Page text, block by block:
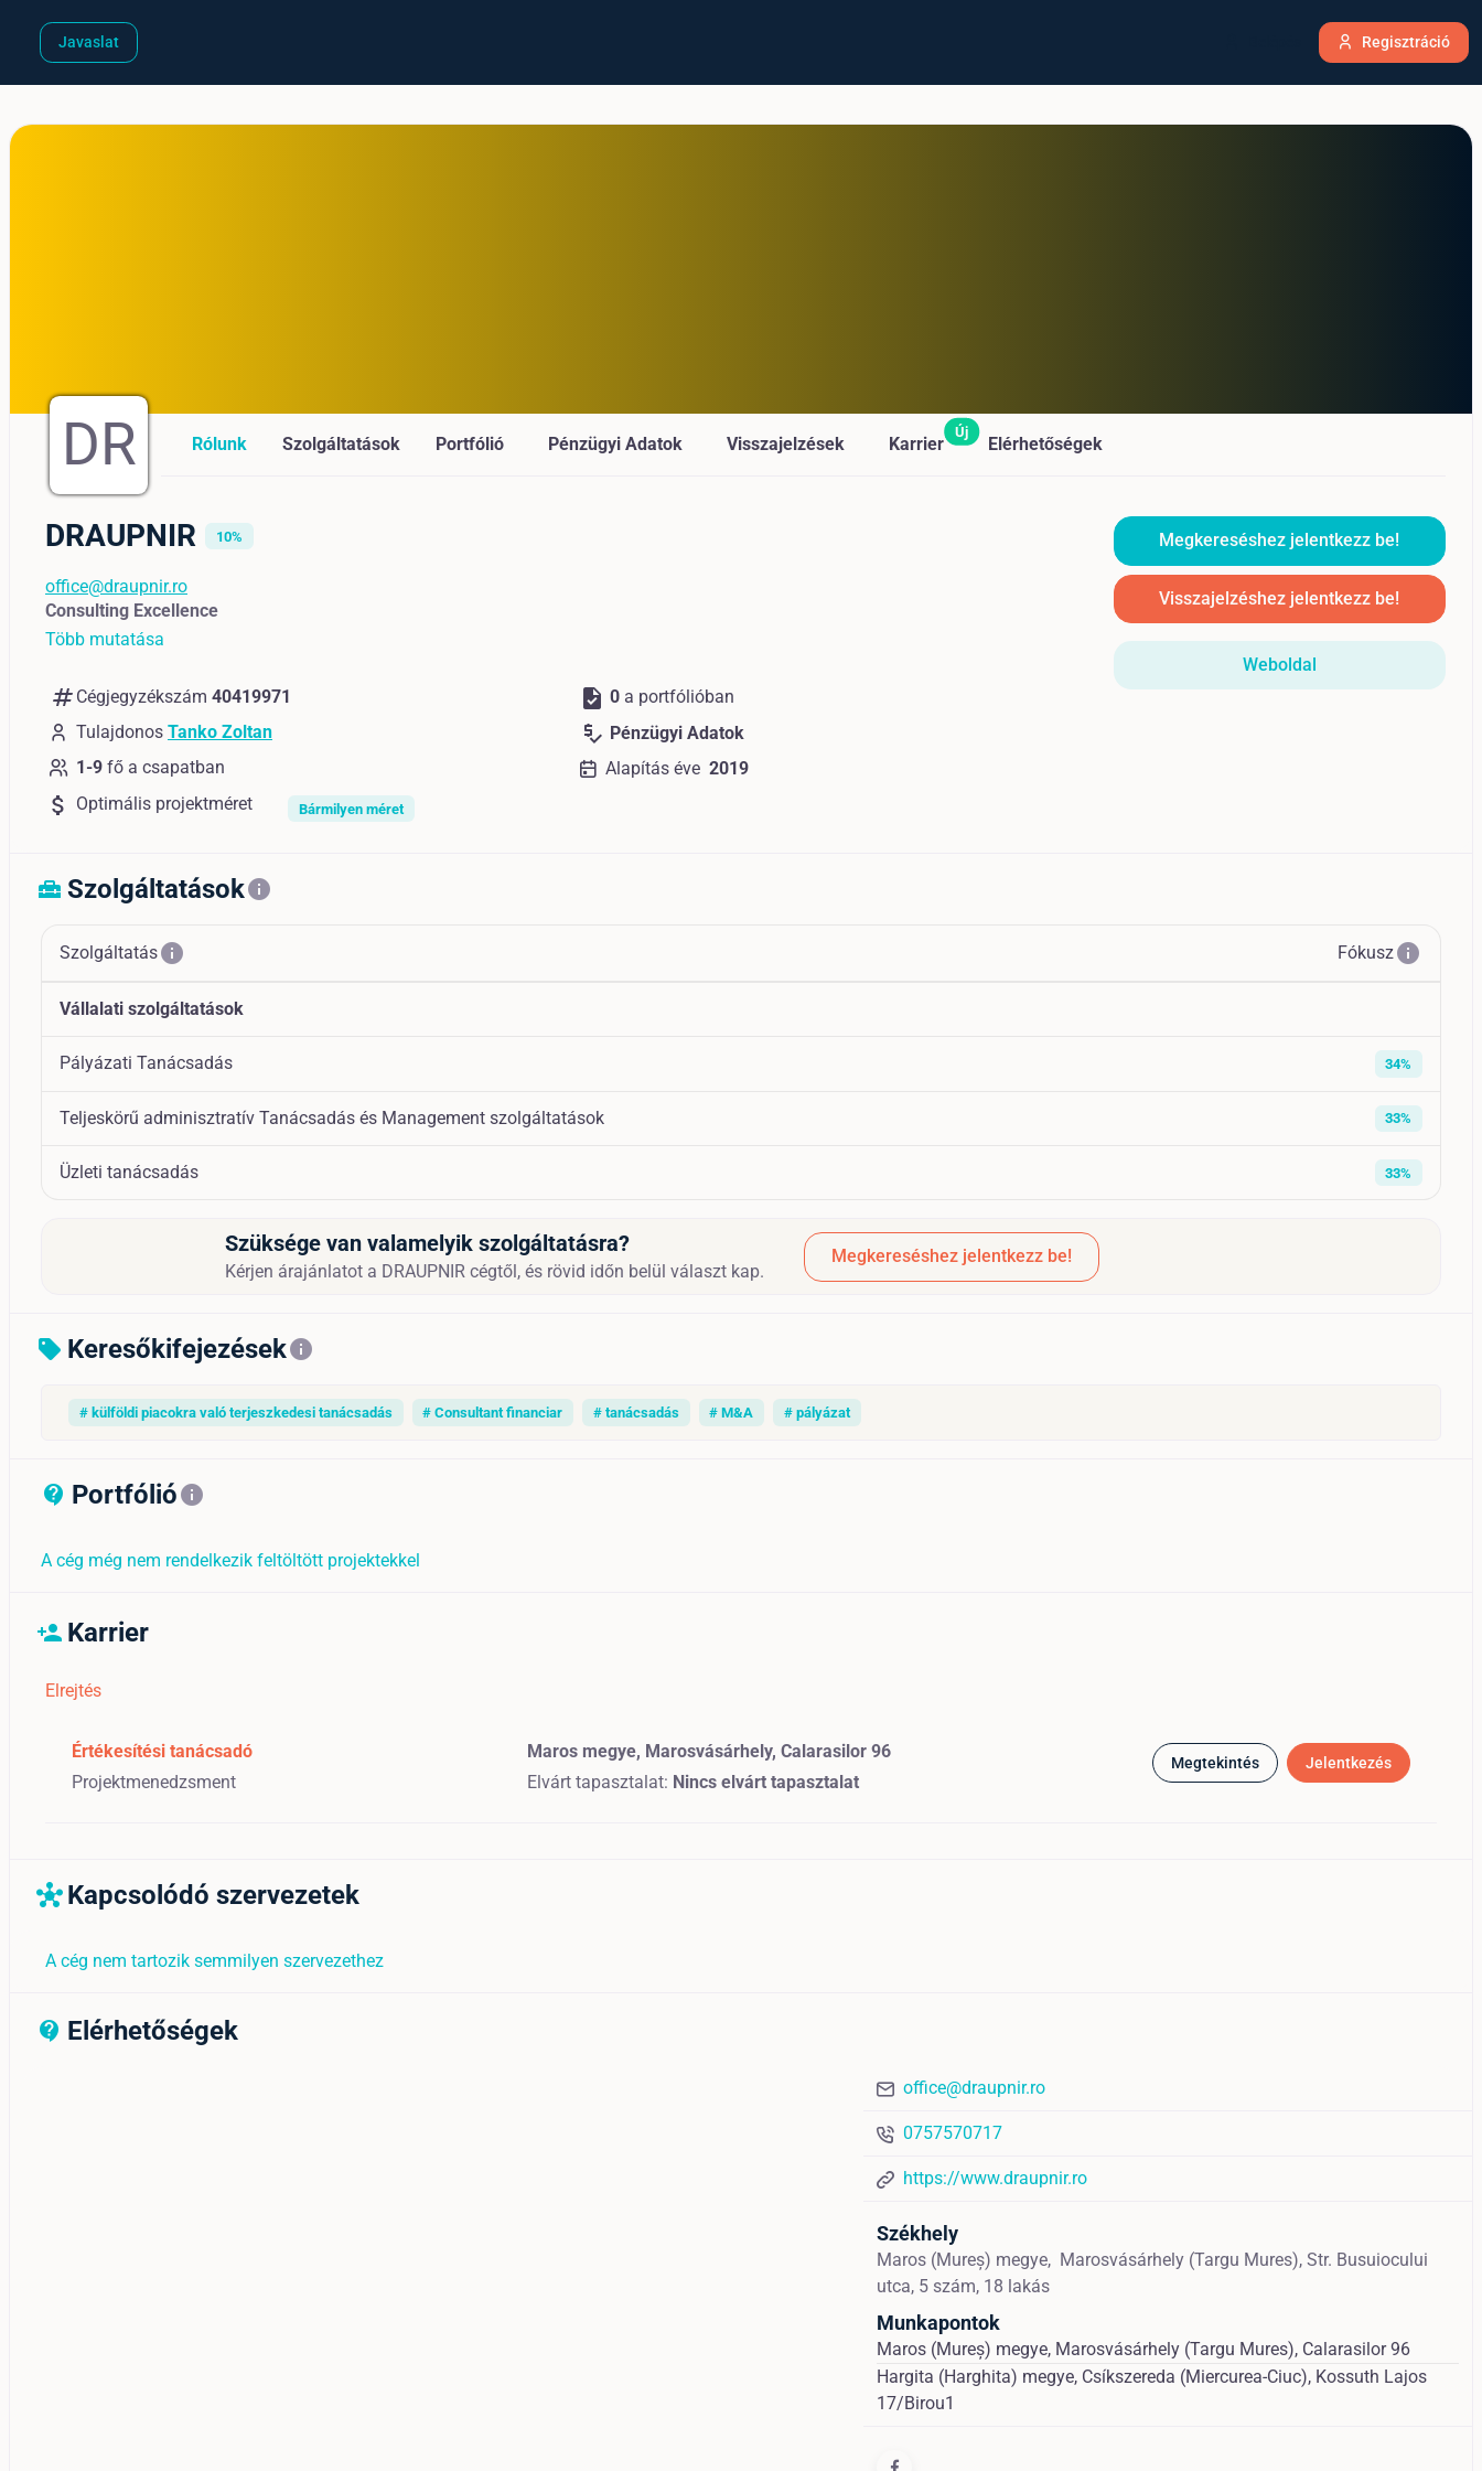
Regisztráció
Javaslat
DR Rólunk Szolgáltatások Portfólió Pénzügyi Adatok Visszajelzések Karrier
Új
Elérhetőségek
DRAUPNIR 10%
office@draupnir.ro
Consulting Excellence
Több mutatása
numbers Cégjegyzékszám 40419971
Tulajdonos Tanko Zoltan
1-9 fő a csapatban
task 0 a portfólióban
price_check Pénzügyi Adatok
Alapítás éve 2019
attach_money Optimális projektméret Bármilyen méret
Megkereséshez jelentkezz be!
Visszajelzéshez jelentkezz be!
Weboldal
home_repair_service Szolgáltatásokinfo
Szolgáltatásinfo Fókuszinfo
Vállalati szolgáltatások
Pályázati Tanácsadás 34%
Teljeskörű adminisztratív Tanácsadás és Management szolgáltatások 33%
Üzleti tanácsadás 33%
Szüksége van valamelyik szolgáltatásra?
Kérjen árajánlatot a DRAUPNIR cégtől, és rövid időn belül választ kap.
Megkereséshez jelentkezz be!
sell Keresőkifejezésekinfo
# külföldi piacokra való terjeszkedesi tanácsadás # Consultant financiar # tanácsadás # M&A # pályázat
contact_support_outline
Portfólióinfo
A cég még nem rendelkezik feltöltött projektekkel
person_add Karrier
Elrejtés
Értékesítési tanácsadó
Projektmenedzsment
Maros megye, Marosvásárhely, Calarasilor 96
Elvárt tapasztalat: Nincs elvárt tapasztalat
Megtekintés Jelentkezés
hub Kapcsolódó szervezetek
A cég nem tartozik semmilyen szervezethez
contact_support_outline
Elérhetőségek
office@draupnir.ro
0757570717
https://www.draupnir.ro
Székhely
Maros (Mureș) megye, Marosvásárhely (Targu Mures), Str. Busuiocului
utca, 5 szám, 18 lakás
Munkapontok
Maros (Mureș) megye, Marosvásárhely (Targu Mures), Calarasilor 96
Hargita (Harghita) megye, Csíkszereda (Miercurea-Ciuc), Kossuth Lajos
17/Birou1